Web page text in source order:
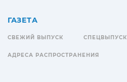
ГАЗЕТА
СВЕЖИЙ ВЫПУСК СПЕЦВЫПУСК
АДРЕСА РАСПРОСТРАНЕНИЯ